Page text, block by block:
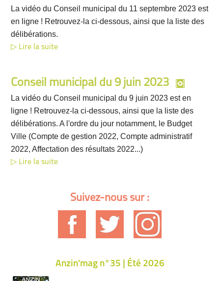
La vidéo du Conseil municipal du 11 septembre 2023 est
en ligne ! Retrouvez-la ci-dessous, ainsi que la liste des
délibérations.
Lire la suite
Conseil municipal du 9 juin 2023
La vidéo du Conseil municipal du 9 juin 2023 est en
ligne ! Retrouvez-la ci-dessous, ainsi que la liste des
délibérations. A l'ordre du jour notamment, le Budget
Ville (Compte de gestion 2022, Compte administratif
2022, Affectation des résultats 2022...)
Lire la suite
Suivez-nous sur :
Anzin'mag n°35 | Été 2026